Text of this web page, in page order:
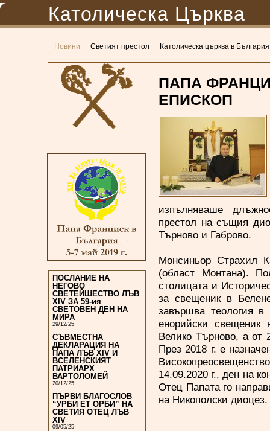
Католическа Църква
Новини Светият престол Католическа църква в България
ПОСЛАНИЕ НА
НЕГОВО
СВЕТЕЙШЕСТВО ЛЪВ
XIV ЗА 59-ия
СВЕТОВЕН ДЕН НА
МИРА
29/12/25
СЪВМЕСТНА
ДЕКЛАРАЦИЯ НА
ПАПА ЛЪВ XIV И
ВСЕЛЕНСКИЯТ
ПАТРИАРХ
ВАРТОЛОМЕЙ
20/12/25
ПЪРВИ БЛАГОСЛОВ
“УРБИ ЕТ ОРБИ” НА
СВЕТИЯ ОТЕЦ ЛЪВ
XIV
09/05/25
ПАПА
ЕПИСКОП
изпълняваше
престол на същия
Търново и Габрово.
Монсиньор Страхил
(област Монтана).
столицата и
за свещеник в
завършва теология
енорийски
Велико Търново, а от
През 2018 г. е
14.09.2020 г., ден на
Отец Папата го
на Никополски диоцез.